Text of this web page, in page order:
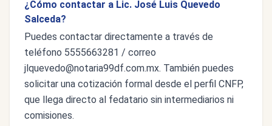
¿Cómo contactar a Lic. José Luis Quevedo
Salceda?
Puedes contactar directamente a través de
teléfono 5555663281 / correo
jlquevedo@notaria99df.com.mx. También puedes
solicitar una cotización formal desde el perfil CNFP,
que llega directo al fedatario sin intermediarios ni
comisiones.